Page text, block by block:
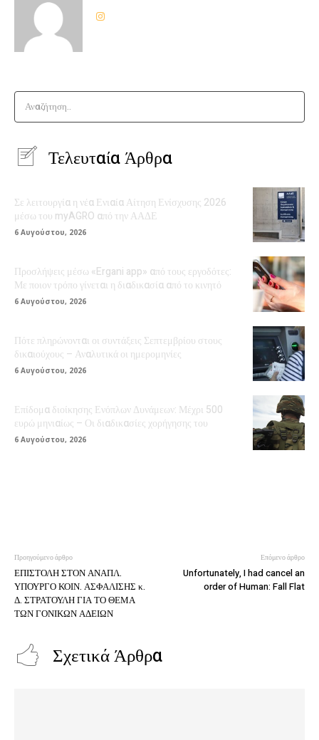
Αναζήτηση..
Τελευταία Άρθρα
Σε λειτουργία η νέα Ενιαία Αίτηση Ενίσχυσης 2026
μέσω του myAGRO από την ΑΑΔΕ
6 Αυγούστου, 2026
Προσλήψεις μέσω «Ergani app» από τους εργοδότες:
Με ποιον τρόπο γίνεται η διαδικασία από το κινητό
6 Αυγούστου, 2026
Πότε πληρώνονται οι συντάξεις Σεπτεμβρίου στους
δικαιούχους – Αναλυτικά οι ημερομηνίες
6 Αυγούστου, 2026
Επίδομα διοίκησης Ενόπλων Δυνάμεων: Μέχρι 500
ευρώ μηνιαίως – Οι διαδικασίες χορήγησης του
6 Αυγούστου, 2026
Προηγούμενο άρθρο
ΕΠΙΣΤΟΛΗ ΣΤΟΝ ΑΝΑΠΛ.
ΥΠΟΥΡΓΟ ΚΟΙΝ. ΑΣΦΑΛΙΣΗΣ κ.
Δ. ΣΤΡΑΤΟΥΛΗ ΓΙΑ ΤΟ ΘΕΜΑ
ΤΩΝ ΓΟΝΙΚΩΝ ΑΔΕΙΩΝ
Επόμενο άρθρο
Unfortunately, I had cancel an
order of Human: Fall Flat
Σχετικά Άρθρα